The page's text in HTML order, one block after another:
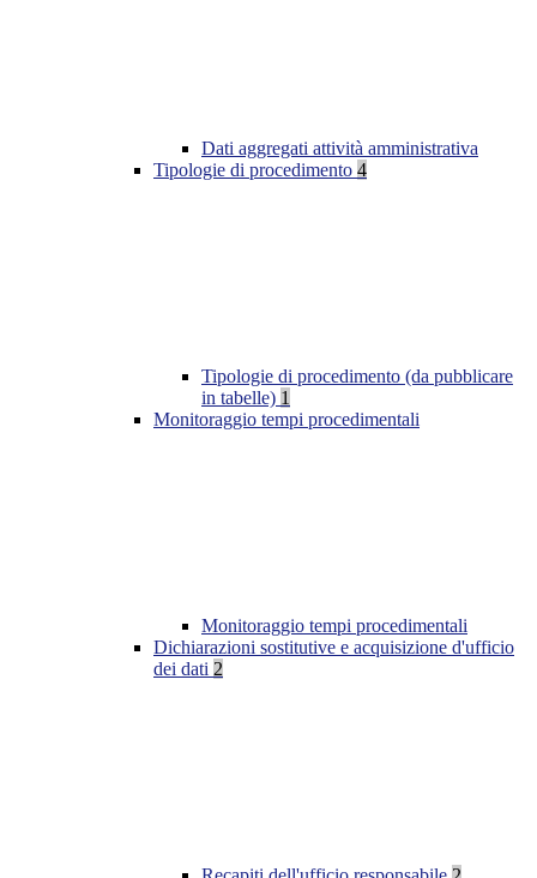
Dati aggregati attività amministrativa
Tipologie di procedimento 4
Tipologie di procedimento (da pubblicare
in tabelle) 1
Monitoraggio tempi procedimentali
Monitoraggio tempi procedimentali
Dichiarazioni sostitutive e acquisizione d'ufficio
dei dati 2